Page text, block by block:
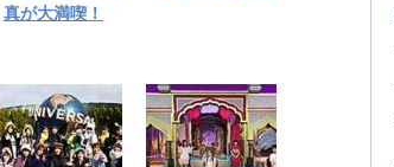
真が大満喫！